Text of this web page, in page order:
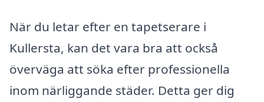
När du letar efter en tapetserare i
Kullersta, kan det vara bra att också
överväga att söka efter professionella
inom närliggande städer. Detta ger dig